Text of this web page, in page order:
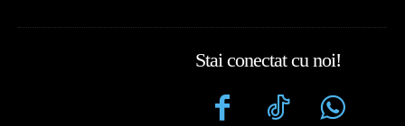
Stai conectat cu noi!